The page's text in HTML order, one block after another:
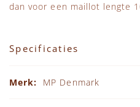
dan voor een maillot lengte
Specificaties
MP Denmark